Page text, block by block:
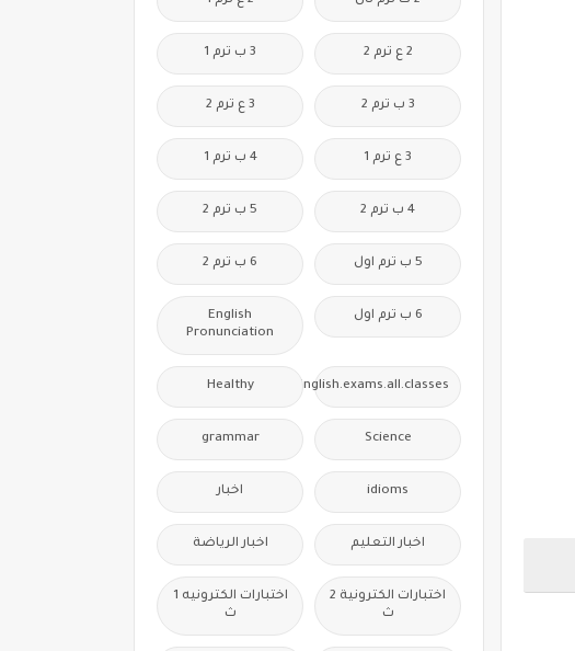
2 ع ترم 2 3 ب ترم 1
3 ب ترم 2 3 ع ترم 2
3 ع ترم 1 4 ب ترم 1
4 ب ترم 2 5 ب ترم 2
5 ب ترم اول 6 ب ترم 2
6 ب ترم اول
English
Pronunciation
Free.English.exams.all.classes
Healthy
Science
grammar
idioms اخبار
اخبار التعليم اخبار الرياضة
اختبارات الكترونية 2
ث
اختبارات الكترونيه 1
ث